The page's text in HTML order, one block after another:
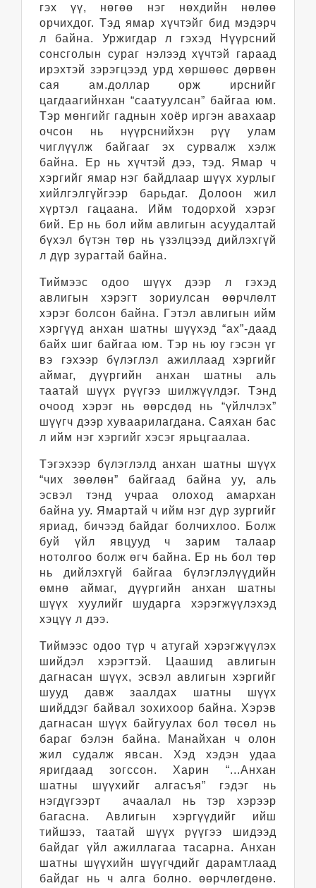
гэх үү, нөгөө нэг нөхдийн нөлөө
орчихдог. Тэд ямар хүчтэйг бид мэдэрч
л байна. Уржигдар л гэхэд Нүүрсний
сонсголын сураг нэлээд хүчтэй гараад
ирэхтэй зэрэгцээд урд хөршөөс дөрвөн
сая ам.доллар орж ирснийг
цагдаагийнхан “саатуулсан” байгаа юм.
Тэр мөнгийг гаднын хоёр иргэн авахаар
очсон нь нүүрснийхэн рүү улам
чиглүүлж байгааг эх сурвалж хэлж
байна. Ер нь хүчтэй дээ, тэд. Ямар ч
хэргийг ямар нэг байдлаар шүүх хурлыг
хийлгэлгүйгээр барьдаг. Долоон жил
хүртэл гацаана. Ийм тодорхой хэрэг
бий. Ер нь бол ийм авлигын асуудалтай
бүхэл бүтэн төр нь үзэлцээд дийлэхгүй
л дүр зурагтай байна.
Тиймээс одоо шүүх дээр л гэхэд
авлигын хэрэгт зориулсан өөрчлөлт
хэрэг болсон байна. Гэтэл авлигын ийм
хэргүүд анхан шатны шүүхэд “ах”-даад
байх шиг байгаа юм. Тэр нь юу гэсэн үг
вэ гэхээр бүлэглэл ажиллаад хэргийг
аймаг, дүүргийн анхан шатны аль
таатай шүүх рүүгээ шилжүүлдэг. Тэнд
очоод хэрэг нь өөрсдөд нь “үйлчлэх”
шүүгч дээр хуваарилагдана. Саяхан бас
л ийм нэг хэргийг хэсэг ярьцгаалаа.
Тэгэхээр бүлэглэлд анхан шатны шүүх
“чих зөөлөн” байгаад байна уу, аль
эсвэл тэнд учраа олоход амархан
байна уу. Ямартай ч ийм нэг дүр зургийг
яриад, бичээд байдаг болчихлоо. Болж
буй үйл явцууд ч зарим талаар
нотолгоо болж өгч байна. Ер нь бол төр
нь дийлэхгүй байгаа бүлэглэлүүдийн
өмнө аймаг, дүүргийн анхан шатны
шүүх хуулийг шударга хэрэгжүүлэхэд
хэцүү л дээ.
Тиймээс одоо түр ч атугай хэрэгжүүлэх
шийдэл хэрэгтэй. Цаашид авлигын
дагнасан шүүх, эсвэл авлигын хэргийг
шууд давж заалдах шатны шүүх
шийддэг байвал зохихоор байна. Хэрэв
дагнасан шүүх байгуулах бол төсөл нь
бараг бэлэн байна. Манайхан ч олон
жил судалж явсан. Хэд хэдэн удаа
яригдаад зогссон. Харин “...Анхан
шатны шүүхийг алгасъя” гэдэг нь
нэгдүгээрт ачаалал нь тэр хэрээр
багасна. Авлигын хэргүүдийг ийш
тийшээ, таатай шүүх рүүгээ шидээд
байдаг үйл ажиллагаа тасарна. Анхан
шатны шүүхийн шүүгчдийг дарамтлаад
байдаг нь ч алга болно. өөрчлөгдөнө.